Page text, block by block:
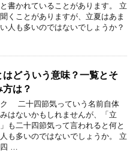
書かれていることがあります。 立
くことがありますが、立夏はあま
人も多いのではないでしょうか？
はどういう意味？一覧とそ
は？
ク 二十四節気っていう名前自体
はないかもしれませんが、「立
も二十四節気って言われると何と
も多いのではないでしょうか。 立
…